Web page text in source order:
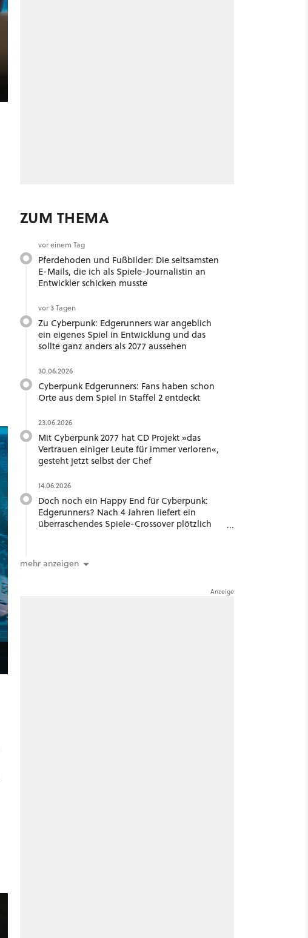
ZUM THEMA
vor einem Tag
Pferdehoden und Fußbilder: Die seltsamsten
E-Mails, die ich als Spiele-Journalistin an
Entwickler schicken musste
vor 3 Tagen
Zu Cyberpunk: Edgerunners war angeblich
ein eigenes Spiel in Entwicklung und das
sollte ganz anders als 2077 aussehen
30.06.2026
Cyberpunk Edgerunners: Fans haben schon
Orte aus dem Spiel in Staffel 2 entdeckt
23.06.2026
Mit Cyberpunk 2077 hat CD Projekt »das
Vertrauen einiger Leute für immer verloren«,
gesteht jetzt selbst der Chef
14.06.2026
Doch noch ein Happy End für Cyberpunk:
Edgerunners? Nach 4 Jahren liefert ein
überraschendes Spiele-Crossover plötzlich
mehr anzeigen